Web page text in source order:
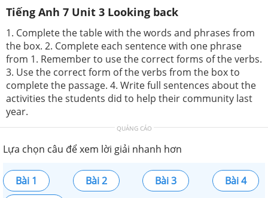
Tiếng Anh 7 Unit 3 Looking back
1. Complete the table with the words and phrases from
the box. 2. Complete each sentence with one phrase
from 1. Remember to use the correct forms of the verbs.
3. Use the correct form of the verbs from the box to
complete the passage. 4. Write full sentences about the
activities the students did to help their community last
year.
QUẢNG CÁO
Lựa chọn câu để xem lời giải nhanh hơn
Bài 1 Bài 2 Bài 3
Bài 4